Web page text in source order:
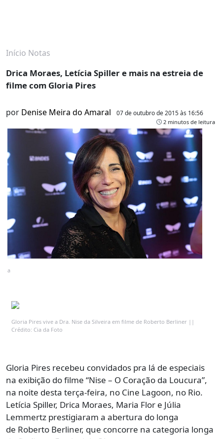
Início Notas
Drica Moraes, Letícia Spiller e mais na estreia de
filme com Gloria Pires
por Denise Meira do Amaral 07 de outubro de 2015 às 16:56
2 minutos de leitura
a
Gloria Pires vive a Dra. Nise da Silveira em filme de Roberto Berliner ||
Crédito: Cia da Foto
Gloria Pires recebeu convidados pra lá de especiais
na exibição do filme “Nise – O Coração da Loucura”,
na noite desta terça-feira, no Cine Lagoon, no Rio.
Letícia Spiller, Drica Moraes, Maria Flor e Júlia
Lemmertz prestigiaram a abertura do longa
de Roberto Berliner, que concorre na categoria longa